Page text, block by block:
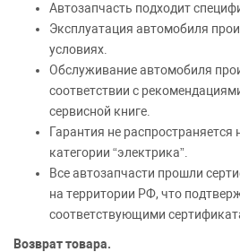
Автозапчасть подходит
Эксплуатация автомобиля
условиях.
Обслуживание автомобиля
соответствии с
сервисной книге.
Гарантия не распространяется
категории “электрика”.
Все автозапчасти прошли
на территории РФ, что
соответствующими
Возврат товара.